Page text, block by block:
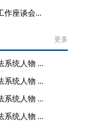
作座谈会...
更多
系统人物 ...
系统人物 ...
系统人物 ...
系统人物 ...